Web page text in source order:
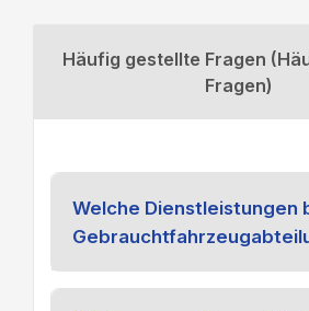
Häufig gestellte Fragen
Fragen)
Welche Dienstleistungen